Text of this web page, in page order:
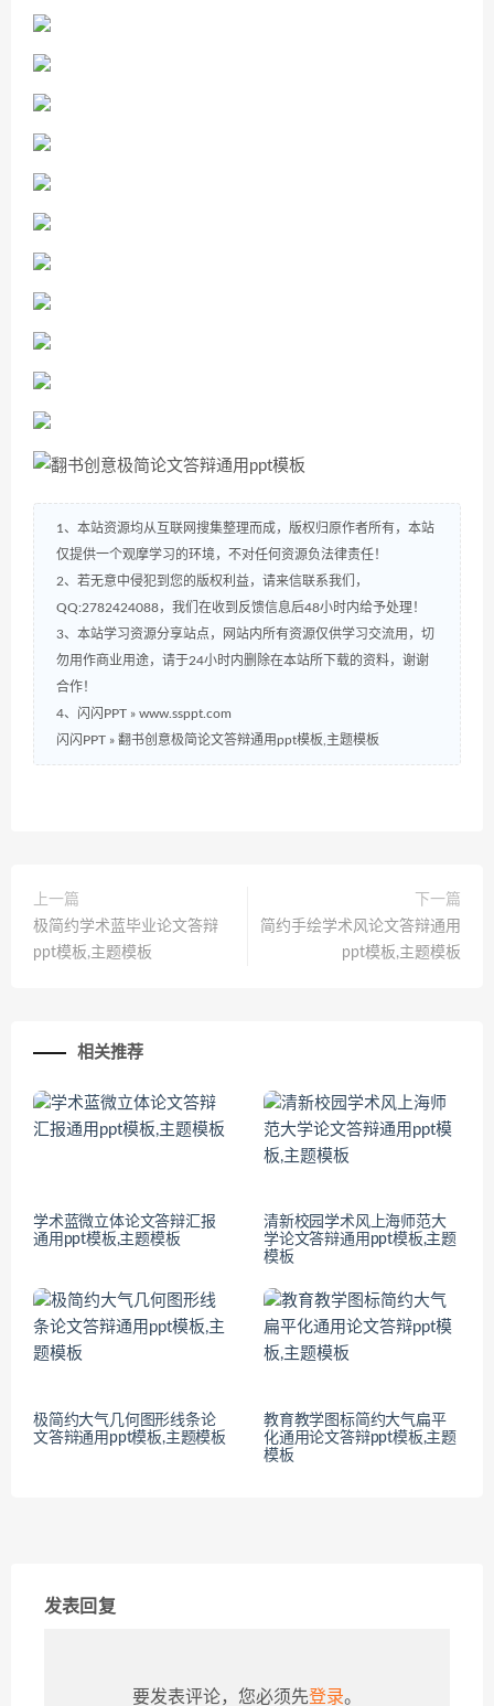
1、本站资源均从互联网搜集整理而成，版权归原作者所有，本站
仅提供一个观摩学习的环境，不对任何资源负法律责任！
2、若无意中侵犯到您的版权利益，请来信联系我们，
QQ:2782424088，我们在收到反馈信息后48小时内给予处理！
3、本站学习资源分享站点，网站内所有资源仅供学习交流用，切
勿用作商业用途，请于24小时内删除在本站所下载的资料，谢谢
合作！
4、闪闪PPT » www.ssppt.com
闪闪PPT » 翻书创意极简论文答辩通用ppt模板,主题模板
上一篇
极简约学术蓝毕业论文答辩
ppt模板,主题模板
下一篇
简约手绘学术风论文答辩通用
ppt模板,主题模板
相关推荐
学术蓝微立体论文答辩汇报
通用ppt模板,主题模板
清新校园学术风上海师范大
学论文答辩通用ppt模板,主题
模板
极简约大气几何图形线条论
文答辩通用ppt模板,主题模板
教育教学图标简约大气扁平
化通用论文答辩ppt模板,主题
模板
发表回复
要发表评论，您必须先登录。